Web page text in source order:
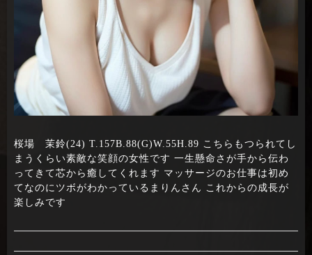
桜場 茉鈴(24) T.157B.88(G)W.55H.89 こちらもつられてし
まうくらい素敵な笑顔の女性です 一生懸命さが手から伝わ
ってきて芯から癒してくれます マッサージのお仕事は初め
てなのにツボがわかっているまりんさん これからの成長が
楽しみです